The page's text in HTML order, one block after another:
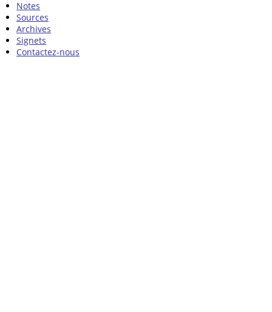
Notes
Sources
Archives
Signets
Contactez-nous